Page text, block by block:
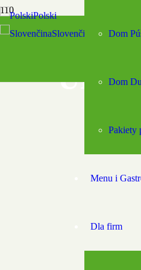
Polski
Slovenčina
Dom
Dom
Pakiety
Menu i
Dla firm